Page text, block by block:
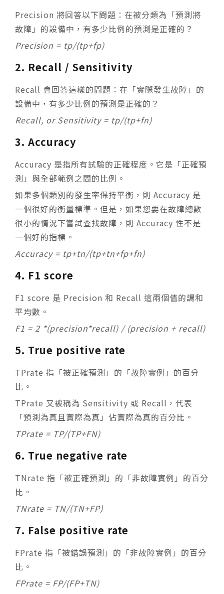
Precision 將回答以下問題：在被分類為「預測將
故障」的設備中，有多少比例的預測是正確的？
Precision = tp/(tp+fp)
2. Recall / Sensitivity
Recall 會回答這樣的問題：在「實際發生故障」的
設備中，有多少比例的預測是正確的？
Recall, or Sensitivity = tp/(tp+fn)
3. Accuracy
Accuracy 是指所有試驗的正確程度。它是「正確預
測」與全部範例之間的比例。
如果多個類別的發生率保持平衡，則 Accuracy 是
一個很好的衡量標準。但是，如果您要在故障總數
很小的情況下嘗試查找故障，則 Accuracy 性不是
一個好的指標。
Accuracy = tp+tn/(tp+tn+fp+fn)
4. F1 score
F1 score 是 Precision 和 Recall 這兩個值的調和
平均數。
F1 = 2 *(precision*recall) / (precision + recall)
5. True positive rate
TPrate 指「被正確預測」的「故障實例」的百分
比。
TPrate 又被稱為 Sensitivity 或 Recall，代表
「預測為真且實際為真」佔實際為真的百分比。
TPrate = TP/(TP+FN)
6. True negative rate
TNrate 指「被正確預測」的「非故障實例」的百分
比。
TNrate = TN/(TN+FP)
7. False positive rate
FPrate 指「被錯誤預測」的「非故障實例」的百分
比。
FPrate = FP/(FP+TN)